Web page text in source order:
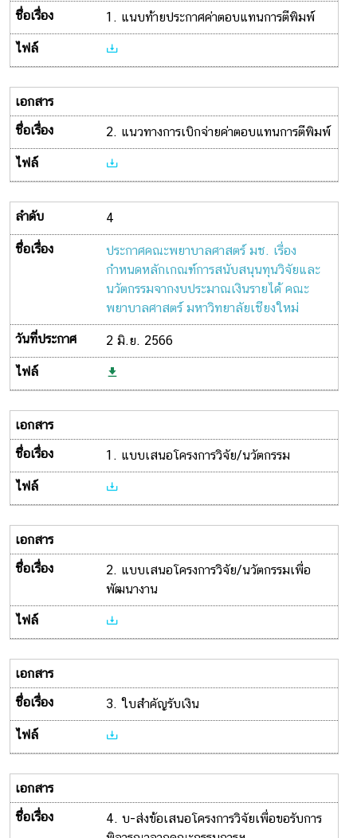
1. แนบท้ายประกาศค่าตอบแทนการตีพิมพ์
2. แนวทางการเบิกจ่ายค่าตอบแทนการตีพิมพ์
4
ประกาศคณะพยาบาลศาสตร์ มช. เรื่อง
กำหนดหลักเกณฑ์การสนับสนุนทุนวิจัยและ
นวัตกรรมจากงบประมาณเงินรายได้ คณะ
พยาบาลศาสตร์ มหาวิทยาลัยเชียงใหม่
2 มิ.ย. 2566
1. แบบเสนอโครงการวิจัย/นวัตกรรม
2. แบบเสนอโครงการวิจัย/นวัตกรรมเพื่อ
พัฒนางาน
3. ใบสำคัญรับเงิน
4. บ-ส่งข้อเสนอโครงการวิจัยเพื่อขอรับการ